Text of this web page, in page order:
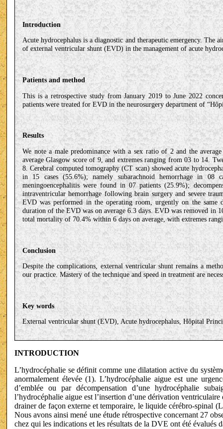
Introduction
Acute hydrocephalus is a diagnostic and therapeutic emergency. The
of external ventricular shunt (EVD) in the management of acute
Patients and method
This is a retrospective study from January 2019 to June 2022
patients were treated for EVD in the neurosurgery department of
Results
We note a male predominance with a sex ratio of 2 and the
average Glasgow score of 9, and extremes ranging from 03 to 14.
8. Cerebral computed tomography (CT scan) showed acute
in 15 cases (55.6%); namely subarachnoid hemorrhage in 08
meningoencephalitis were found in 07 patients (25.9%);
intraventricular hemorrhage following brain surgery and severe
EVD was performed in the operating room, urgently on the
duration of the EVD was on average 6.3 days. EVD was removed in
total mortality of 70.4% within 6 days on average, with extremes
Conclusion
Despite the complications, external ventricular shunt remains a
our practice. Mastery of the technique and speed in treatment are
Key words
External ventricular shunt (EVD), Acute hydrocephalus, Hôpital
INTRODUCTION
L’hydrocéphalie se définit comme une dilatation active du
anormalement élevée (1). L’hydrocéphalie aigue est une
d’emblée ou par décompensation d’une hydrocéphalie
l’hydrocéphalie aigue est l’insertion d’une dérivation
drainer de façon externe et temporaire, le liquide cérébro-spinal
Nous avons ainsi mené une étude rétrospective concernant 27
chez qui les indications et les résultats de la DVE ont été évalués